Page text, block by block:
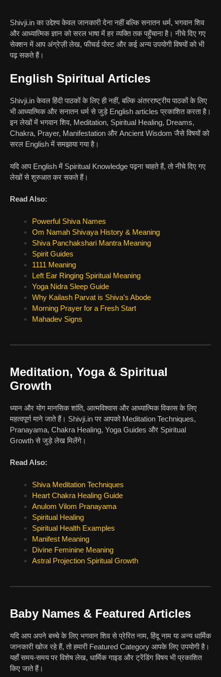
Shivji.in का उद्देश्य केवल जानकारी देना नहीं बल्कि सनातन धर्म, भगवान शिव
और आध्यात्मिक ज्ञान को सरल भाषा में हर व्यक्ति तक पहुँचाना है। नीचे दिए गए
सेक्शन में आप अंग्रेज़ी लेख, फीचर्ड पोस्ट और कई अन्य उपयोगी विषयों को भी
पढ़ सकते हैं।
English Spiritual Articles
Shivji.in केवल हिंदी पाठकों के लिए ही नहीं, बल्कि अंतरराष्ट्रीय पाठकों के लिए
भी आध्यात्मिक और सनातन धर्म से जुड़े English articles प्रकाशित करता है।
इन लेखों में भगवान शिव, Meditation, Spiritual Healing, Dreams,
Chakra, Prayer, Manifestation और Ancient Wisdom जैसे विषयों को
सरल English में समझाया गया है।
यदि आप English में Spiritual Knowledge पढ़ना चाहते हैं, तो नीचे दिए गए
लेखों से शुरुआत कर सकते हैं।
Read Also:
Powerful Shiva Names
Om Namah Shivaya History & Meaning
Shiva Panchakshari Mantra Meaning
Spirit Guides
1111 Meaning
Left Ear Ringing Spiritual Meaning
Yoga Nidra Sleep Guide
Why Kailash Parvat is Shiva’s Abode
Morning Prayer for a Fresh Start
Mahadev Signs
Meditation, Yoga & Spiritual
Growth
ध्यान और योग मानसिक शांति, आत्मविश्वास और आध्यात्मिक विकास के लिए
महत्वपूर्ण माने जाते हैं। Shivji.in पर आपको Meditation Techniques,
Pranayama, Chakra Healing, Yoga Guides और Spiritual
Growth से जुड़े लेख मिलेंगे।
Read Also:
Shiva Meditation Techniques
Heart Chakra Healing Guide
Anulom Vilom Pranayama
Spiritual Healing
Spiritual Health Examples
Manifest Meaning
Divine Feminine Meaning
Astral Projection Spiritual Growth
Baby Names & Featured Articles
यदि आप अपने बच्चे के लिए भगवान शिव से प्रेरित नाम, हिंदू नाम या अन्य धार्मिक
जानकारी खोज रहे हैं, तो हमारी Featured Category आपके लिए उपयोगी है।
यहाँ समय-समय पर विशेष लेख, धार्मिक गाइड और ट्रेंडिंग विषय भी प्रकाशित
किए जाते हैं।